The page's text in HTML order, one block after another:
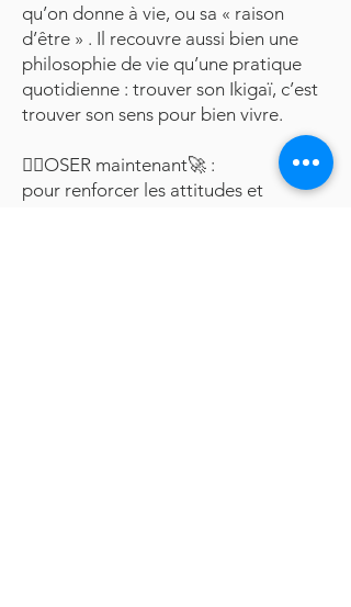
qu’on donne à vie, ou sa « raison
d’être » . Il recouvre aussi bien une
philosophie de vie qu’une pratique
quotidienne : trouver son Ikigaï, c’est
trouver son sens pour bien vivre.
🦸‍♂️OSER maintenant🚀 :
pour renforcer les attitudes et